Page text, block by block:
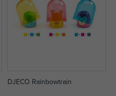
DJECO Rainbowtrain